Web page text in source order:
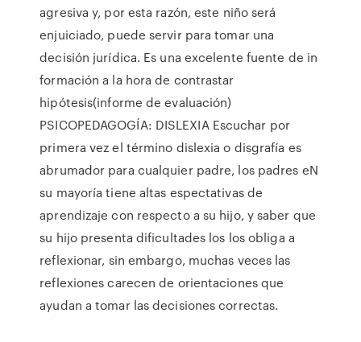
agresiva y, por esta razón, este niño será
enjuiciado, puede servir para tomar una
decisión jurídica. Es una excelente fuente de in
formación a la hora de contrastar
hipótesis(informe de evaluación)
PSICOPEDAGOGÍA: DISLEXIA Escuchar por
primera vez el término dislexia o disgrafía es
abrumador para cualquier padre, los padres eN
su mayoría tiene altas espectativas de
aprendizaje con respecto a su hijo, y saber que
su hijo presenta dificultades los los obliga a
reflexionar, sin embargo, muchas veces las
reflexiones carecen de orientaciones que
ayudan a tomar las decisiones correctas.